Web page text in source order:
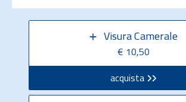
Visura Camerale
€ 10,50
acquista